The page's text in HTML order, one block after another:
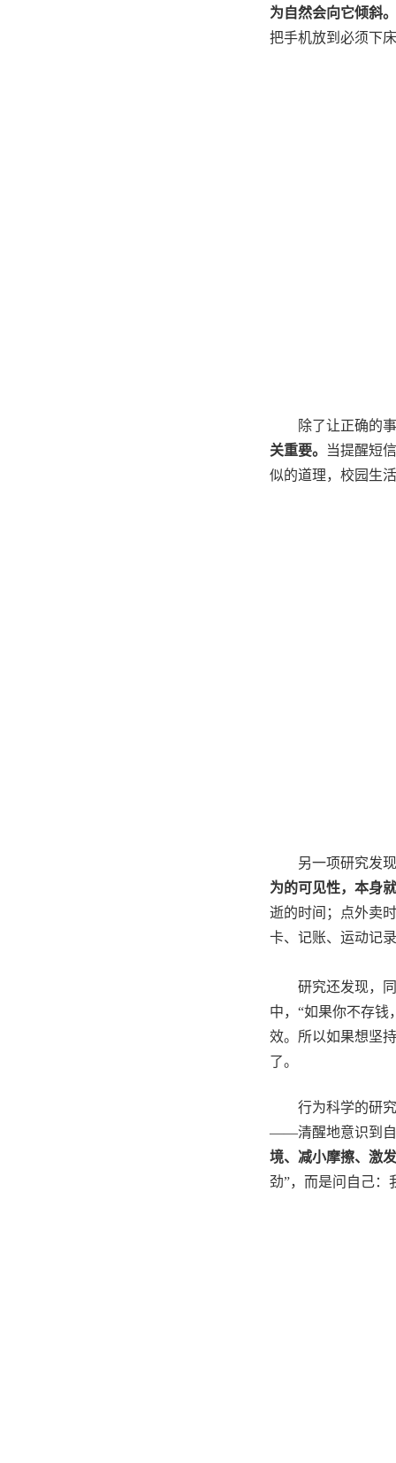
为自然会向它倾斜。
把手机放到必须下
除了让正确的
关重要。
当提醒短
似的道理，校园生
另一项研究发
为的可见性，本身
逝的时间；点外卖
卡、记账、运动记录
研究还发现，
中， “如果你不存钱
效。所以如果想坚
了。
行为科学的研
——清醒地意识到
境、减小摩擦、激
劲”，而是问自己：